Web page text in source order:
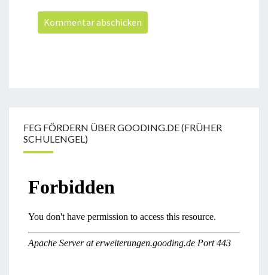
FEG FÖRDERN ÜBER GOODING.DE (FRÜHER
SCHULENGEL)